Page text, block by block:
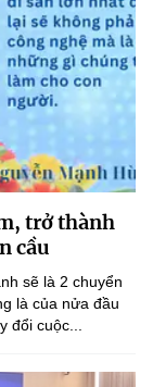
English
trở thành
cầu
sẽ là 2 chuyển
là của nửa đầu
đổi cuộc...